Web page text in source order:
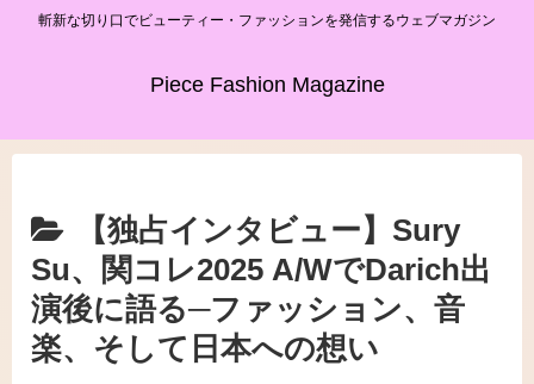
斬新な切り口でビューティー・ファッションを発信するウェブマガジン
Piece Fashion Magazine
【独占インタビュー】Sury
Su、関コレ2025 A/WでDarich出
演後に語る─ファッション、音
楽、そして日本への想い